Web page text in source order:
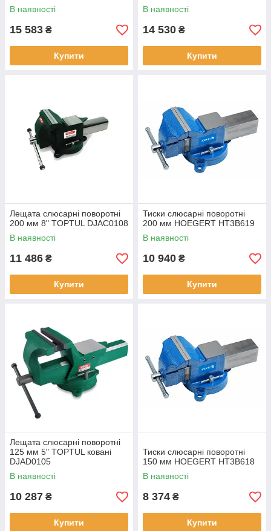
В наявності
15 583 ₴
Купити
В наявності
14 530 ₴
Купити
Лещата слюсарні поворотні
200 мм 8" TOPTUL DJAC0108
В наявності
11 486 ₴
Купити
Тиски слюсарні поворотні
200 мм HOEGERT HT3B619
В наявності
10 940 ₴
Купити
Лещата слюсарні поворотні
125 мм 5" TOPTUL ковані
DJAD0105
В наявності
10 287 ₴
Купити
Тиски слюсарні поворотні
150 мм HOEGERT HT3B618
В наявності
8 374 ₴
Купити